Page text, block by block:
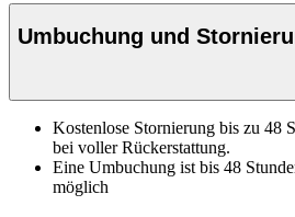
Umbuchung und
Kostenlose Stornierung bis zu 48
bei voller Rückerstattung.
Eine Umbuchung ist bis 48
möglich